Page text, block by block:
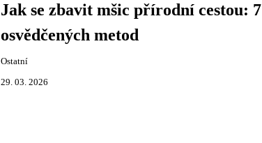
Jak se zbavit mšic přírodní cestou: 7
osvědčených metod
Ostatní
29. 03. 2026